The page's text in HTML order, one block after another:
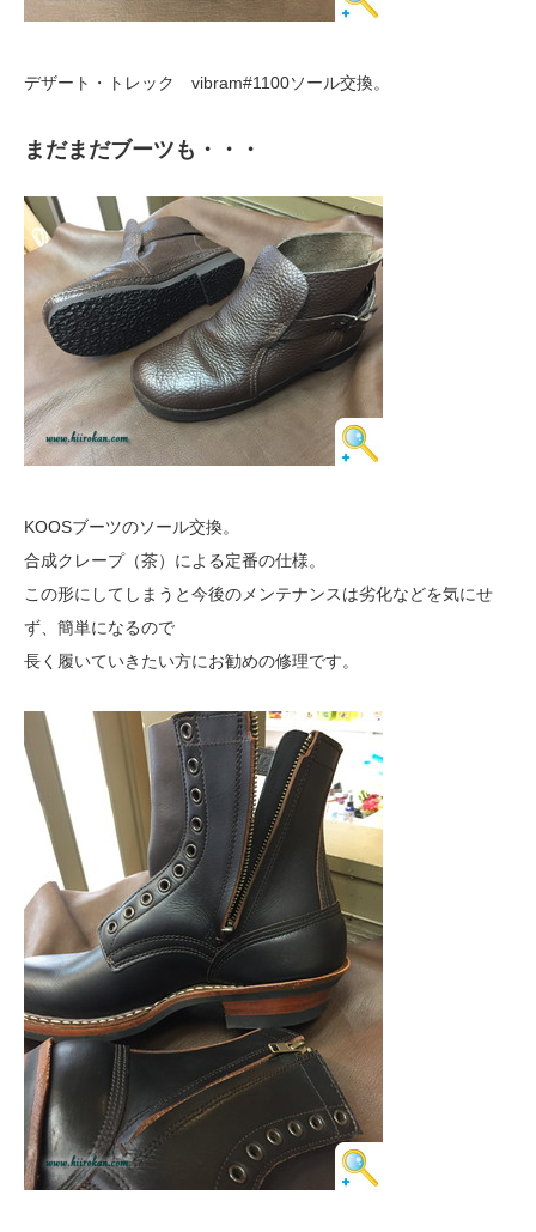
デザート・トレック vibram#1100ソール交換。
まだまだブーツも・・・
KOOSブーツのソール交換。
合成クレープ（茶）による定番の仕様。
この形にしてしまうと今後のメンテナンスは劣化などを気にせ
ず、簡単になるので
長く履いていきたい方にお勧めの修理です。